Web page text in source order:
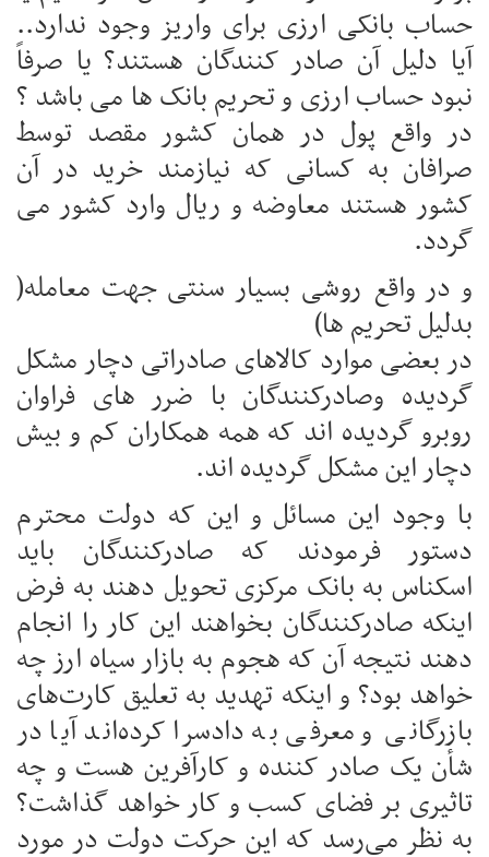
حساب بانکی ارزی برای واریز وجود ندارد..
آیا دلیل آن صادر کنندگان هستند؟ یا صرفاً
نبود حساب ارزی و تحریم بانک ها می باشد ؟
در واقع پول در همان کشور مقصد توسط
صرافان به کسانی که نیازمند خرید در آن
کشور هستند معاوضه و ریال وارد کشور می
گردد.
و در واقع روشی بسیار سنتی جهت معامله(
بدلیل تحریم ها)
در بعضی موارد کالاهای صادراتی دچار مشکل
گردیده وصادرکنندگان با ضرر های فراوان
روبرو گردیده اند که همه همکاران کم و بیش
دچار این مشکل گردیده اند.
با وجود این مسائل و این که دولت محترم
دستور فرمودند که صادرکنندگان باید
اسکناس به بانک مرکزی تحویل دهند به فرض
اینکه صادرکنندگان بخواهند این کار را انجام
دهند نتیجه آن که هجوم به بازار سیاه ارز چه
خواهد بود؟ و اینکه تهدید به تعلیق کارت‌های
بازرگانی و معرفی به دادسرا کرده‌اند آیا در
شأن یک صادر کننده و کارآفرین هست و چه
تاثیری بر فضای کسب و کار خواهد گذاشت؟
به نظر می‌رسد که این حرکت دولت در مورد